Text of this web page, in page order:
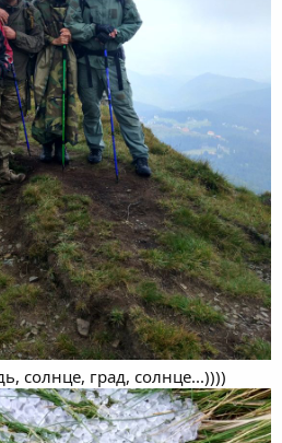
солнце, град, солнце...))))